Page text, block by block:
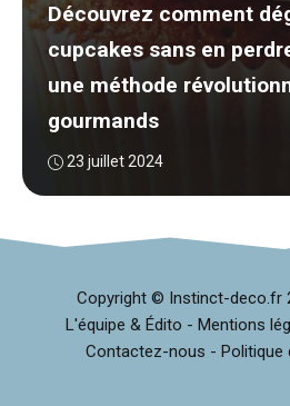
Découvrez comment
cupcakes sans en
une méthode
gourmands
23 juillet 2024
Copyright © Instinct-deco.fr
L'équipe & Édito - Mentions
Contactez-nous - Politique